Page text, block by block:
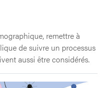
remettre à
de suivre un processus
aussi être considérés.